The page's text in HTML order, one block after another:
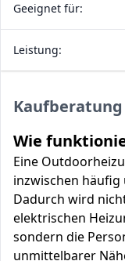
Geeignet für:
Leistung:
Kaufberatung
Wie
Eine
inzwischen
Dadurch wird
elektrischen
sondern die
unmittelbarer